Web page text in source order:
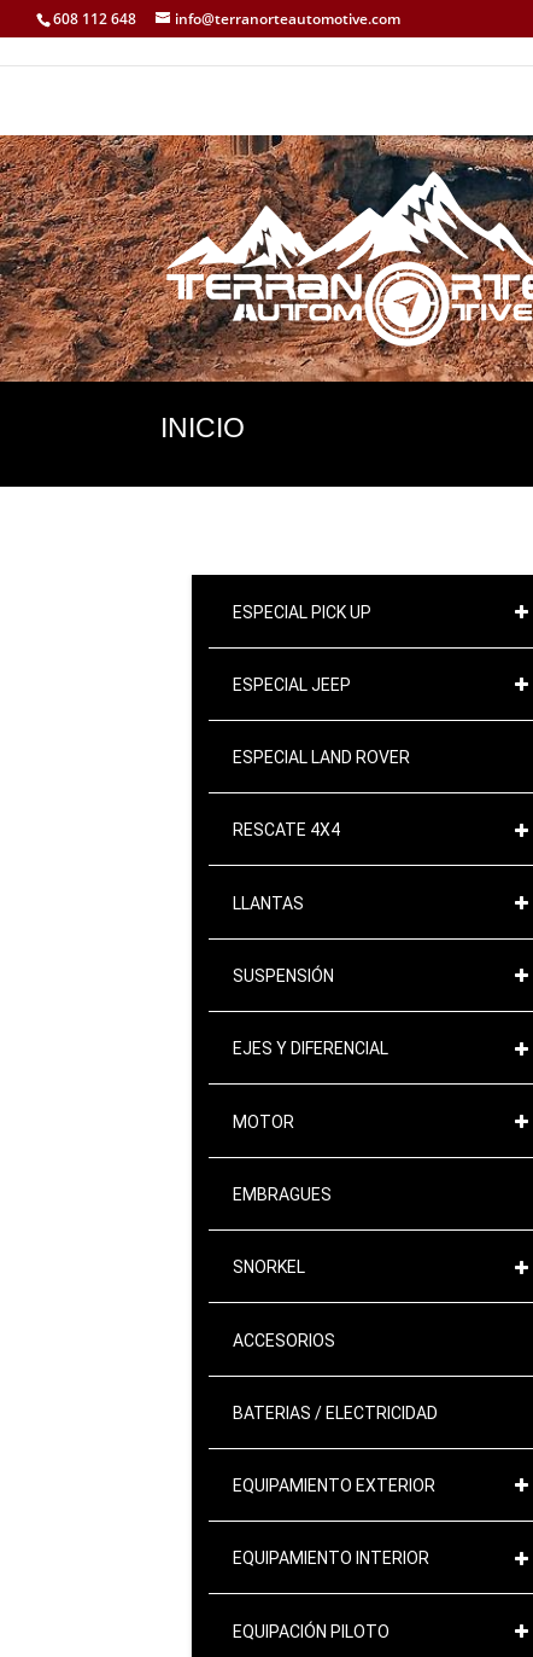
608 112 648 info@terranorteautomotive.com
INICIO
ESPECIAL PICK UP
ESPECIAL JEEP
ESPECIAL LAND ROVER
RESCATE 4X4
LLANTAS
SUSPENSIÓN
EJES Y DIFERENCIAL
MOTOR
EMBRAGUES
SNORKEL
ACCESORIOS
BATERIAS / ELECTRICIDAD
EQUIPAMIENTO EXTERIOR
EQUIPAMIENTO INTERIOR
EQUIPACIÓN PILOTO